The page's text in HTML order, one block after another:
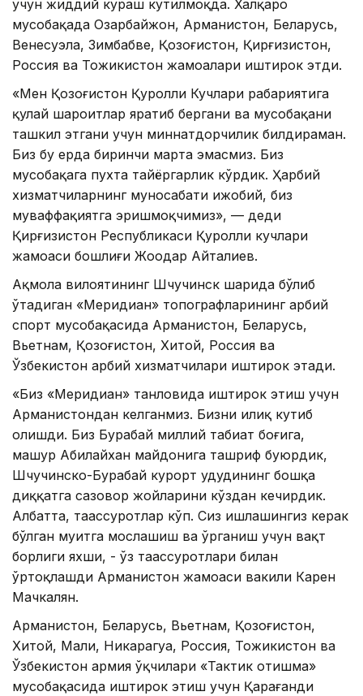
учун жиддий кураш кутилмоқда. Халқаро
мусобақада Озарбайжон, Арманистон, Беларусь,
Венесуэла, Зимбабве, Қозоғистон, Қирғизистон,
Россия ва Тожикистон жамоалари иштирок этди.
«Мен Қозоғистон Қуролли Кучлари раҳбариятига
қулай шароитлар яратиб бергани ва мусобақани
ташкил этгани учун миннатдорчилик билдираман.
Биз бу ерда биринчи марта эмасмиз. Биз
мусобақага пухта тайёргарлик кўрдик. Ҳарбий
хизматчиларнинг муносабати ижобий, биз
муваффақиятга эришмоқчимиз», — деди
Қирғизистон Республикаси Қуролли кучлари
жамоаси бошлиғи Жоодар Айталиев.
Ақмола вилоятининг Шчучинск шаҳрида бўлиб
ўтадиган «Меридиан» топографларининг ҳарбий
спорт мусобақасида Арманистон, Беларусь,
Вьетнам, Қозоғистон, Хитой, Россия ва
Ўзбекистон ҳарбий хизматчилари иштирок этади.
«Биз «Меридиан» танловида иштирок этиш учун
Арманистондан келганмиз. Бизни илиқ кутиб
олишди. Биз Бурабай миллий табиат боғига,
машҳур Абилайхан майдонига ташриф буюрдик,
Шчучинско-Бурабай курорт ҳудудининг бошқа
диққатга сазовор жойларини кўздан кечирдик.
Албатта, таассуротлар кўп. Сиз ишлашингиз керак
бўлган муҳитга мослашиш ва ўрганиш учун вақт
борлиги яхши, - ўз таассуротлари билан
ўртоқлашди Арманистон жамоаси вакили Карен
Мачкалян.
Арманистон, Беларусь, Вьетнам, Қозоғистон,
Хитой, Мали, Никарагуа, Россия, Тожикистон ва
Ўзбекистон армия ўқчилари «Тактик отишма»
мусобақасида иштирок этиш учун Қарағанди